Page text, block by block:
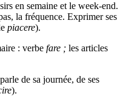
en semaine et le week-end.
la fréquence. Exprimer ses
piacere).
: verbe fare ; les articles
de sa journée, de ses
).